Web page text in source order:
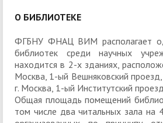
О БИБЛИОТЕКЕ
ФГБНУ ФНАЦ ВИМ располагает
библиотек среди научных
находится в 2-х зданиях,
Москва, 1-ый Вешняковский
г. Москва, 1-ый Институтский
Общая площадь помещений
том числе два читальных зала на